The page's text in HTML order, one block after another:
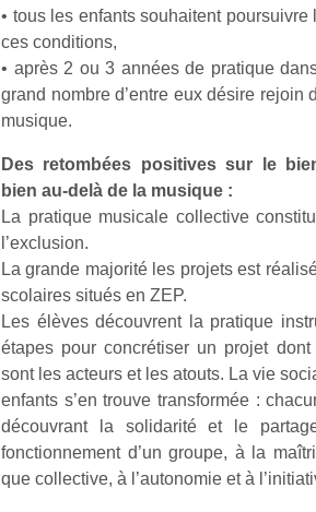
• tous les enfants souhaitent poursuivre
ces conditions,
• après 2 ou 3 années de pratique
grand nombre d’entre eux désire rejoin
musique.
Des retombées positives sur le
bien au-delà de la musique :
La pratique musicale collective
l’exclusion.
La grande majorité les projets est
scolaires situés en ZEP.
Les élèves découvrent la pratique
étapes pour concrétiser un projet
sont les acteurs et les atouts. La vie
enfants s’en trouve transformée :
découvrant la solidarité et le
fonctionnement d’un groupe, à la
que collective, à l’autonomie et à
apprentissage…